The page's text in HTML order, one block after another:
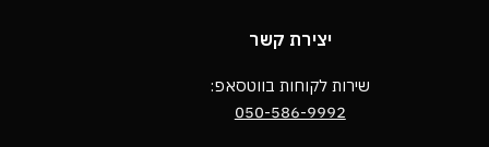
יצירת קשר
שירות לקוחות בווטסאפ:
050-586-9992